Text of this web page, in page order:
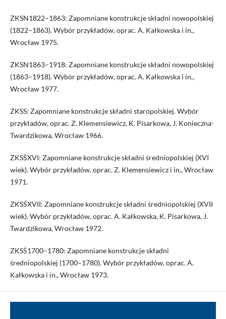
ZKSN1822–1863: Zapomniane konstrukcje składni nowopolskiej
(1822–1863). Wybór przykładów, oprac. A. Kałkowska i in.,
Wrocław 1975.
ZKSN1863–1918: Zapomniane konstrukcje składni nowopolskiej
(1863–1918). Wybór przykładów, oprac. A. Kałkowska i in.,
Wrocław 1977.
ZKSS: Zapomniane konstrukcje składni staropolskiej. Wybór
przykładów, oprac. Z. Klemensiewicz, K. Pisarkowa, J. Konieczna-
Twardzikowa, Wrocław 1966.
ZKSŚXVI: Zapomniane konstrukcje składni średniopolskiej (XVI
wiek). Wybór przykładów, oprac. Z. Klemensiewicz i in., Wrocław
1971.
ZKSŚXVII: Zapomniane konstrukcje składni średniopolskiej (XVII
wiek). Wybór przykładów, oprac. A. Kałkowska, K. Pisarkowa, J.
Twardzikowa, Wrocław 1972.
ZKSŚ1700–1780: Zapomniane konstrukcje składni
średniopolskiej (1700–1780). Wybór przykładów, oprac. A.
Kałkowska i in., Wrocław 1973.